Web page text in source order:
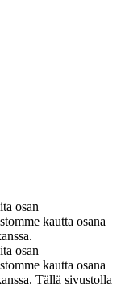
osan
kautta osana
osan
kautta osana
Tällä sivustolla